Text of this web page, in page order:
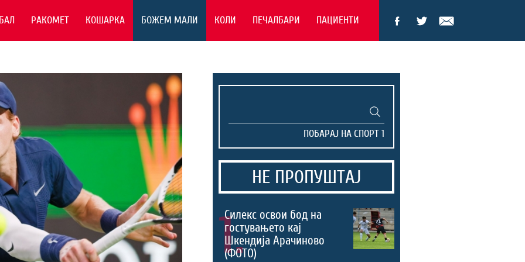
РАКОМЕТ КОШАРКА БОЖЕМ МАЛИ КОЛИ ПЕЧАЛБАРИ ПАЦИЕНТИ
НЕ ПРОПУШТАЈ
1.
Силекс освои бод на
гостувањето кај
Шкендија Арачиново
(ФОТО)